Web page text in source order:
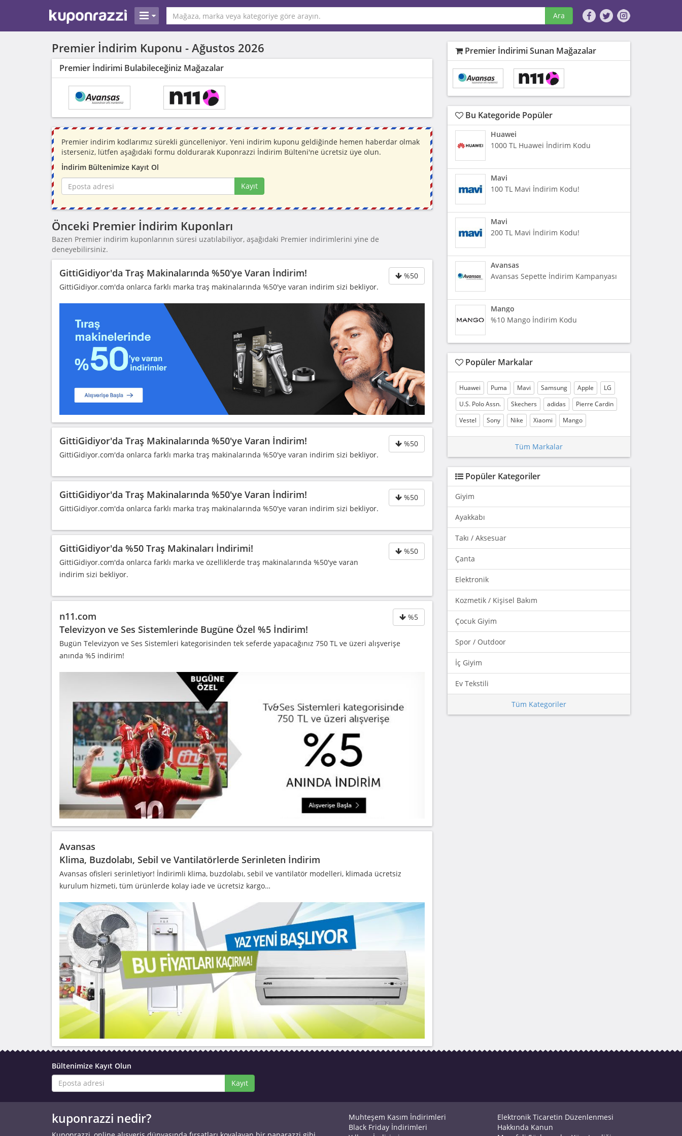
Ara
Premier İndirim Kuponu - Ağustos 2026
Premier İndirimi Bulabileceğiniz Mağazalar
Premier indirim kodlarımız sürekli güncelleniyor. Yeni indirim kuponu geldiğinde hemen haberdar olmak
isterseniz, lütfen aşağıdaki formu doldurarak Kuponrazzi İndirim Bülteni'ne ücretsiz üye olun.
İndirim Bültenimize Kayıt Ol
Kayıt
Önceki Premier İndirim Kuponları
Bazen Premier indirim kuponlarının süresi uzatılabiliyor, aşağıdaki Premier indirimlerini yine de
deneyebilirsiniz.
%50
GittiGidiyor'da Traş Makinalarında %50'ye Varan İndirim!
GittiGidiyor.com'da onlarca farklı marka traş makinalarında %50'ye varan indirim sizi bekliyor.
%50
GittiGidiyor'da Traş Makinalarında %50'ye Varan İndirim!
GittiGidiyor.com'da onlarca farklı marka traş makinalarında %50'ye varan indirim sizi bekliyor.
%50
GittiGidiyor'da Traş Makinalarında %50'ye Varan İndirim!
GittiGidiyor.com'da onlarca farklı marka traş makinalarında %50'ye varan indirim sizi bekliyor.
%50
GittiGidiyor'da %50 Traş Makinaları İndirimi!
GittiGidiyor.com'da onlarca farklı marka ve özelliklerde traş makinalarında %50'ye varan
indirim sizi bekliyor.
%5
n11.com
Televizyon ve Ses Sistemlerinde Bugüne Özel %5 İndirim!
Bugün Televizyon ve Ses Sistemleri kategorisinden tek seferde yapacağınız 750 TL ve üzeri alışverişe
anında %5 indirim!
Avansas
Klima, Buzdolabı, Sebil ve Vantilatörlerde Serinleten İndirim
Avansas ofisleri serinletiyor! İndirimli klima, buzdolabı, sebil ve vantilatör modelleri, klimada ücretsiz
kurulum hizmeti, tüm ürünlerde kolay iade ve ücretsiz kargo…
Premier İndirimi Sunan Mağazalar
Bu Kategoride Popüler
Huawei
1000 TL Huawei İndirim Kodu
Mavi
100 TL Mavi İndirim Kodu!
Mavi
200 TL Mavi İndirim Kodu!
Avansas
Avansas Sepette İndirim Kampanyası
Mango
%10 Mango İndirim Kodu
Popüler Markalar
Huawei Puma Mavi Samsung Apple
LG
U.S. Polo Assn.
Skechers adidas
Pierre Cardin
Vestel
Sony Nike Xiaomi Mango
Tüm Markalar
Popüler Kategoriler
Giyim
Ayakkabı
Takı / Aksesuar
Çanta
Elektronik
Kozmetik / Kişisel Bakım
Çocuk Giyim
Spor / Outdoor
İç Giyim
Ev Tekstili
Tüm Kategoriler
Bültenimize Kayıt Olun
Kayıt
kuponrazzi nedir?
Muhteşem Kasım İndirimleri
Black Friday İndirimleri
Elektronik Ticaretin Düzenlenmesi
Hakkında Kanun